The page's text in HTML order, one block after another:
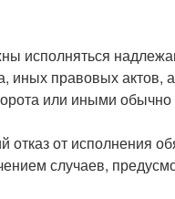
исполняться
иных правовых актов,
или иными
от исполнения
случаев,